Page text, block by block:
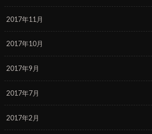
2017年11月
2017年10月
2017年9月
2017年7月
2017年2月